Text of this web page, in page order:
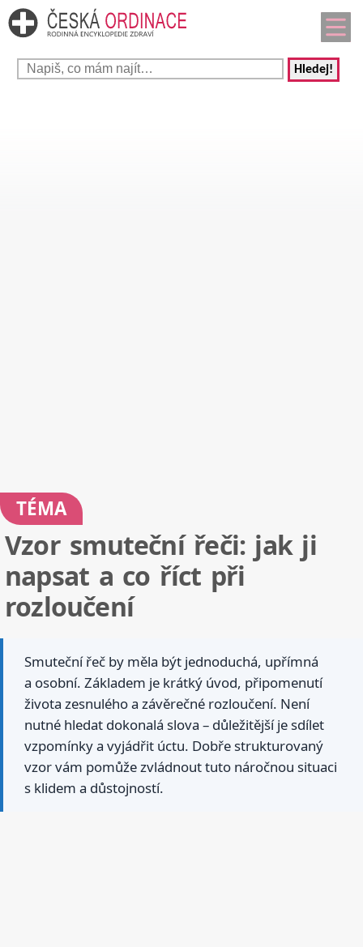
Hledej!
TÉMA
Vzor smuteční řeči: jak ji
napsat a co říct při
rozloučení
Smuteční řeč by měla být jednoduchá, upřímná
a osobní. Základem je krátký úvod, připomenutí
života zesnulého a závěrečné rozloučení. Není
nutné hledat dokonalá slova – důležitější je sdílet
vzpomínky a vyjádřit úctu. Dobře strukturovaný
vzor vám pomůže zvládnout tuto náročnou situaci
s klidem a důstojností.